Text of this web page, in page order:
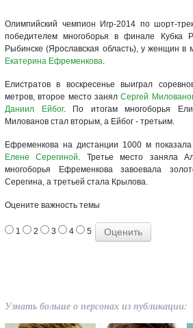
Олимпийский чемпион Игр-2014 по шорт-
победителем многоборья в финале Кубка
Рыбинске (Ярославская область), у женщин в
Екатерина Ефременкова.
Елистратов в воскресенье выиграл
метров, второе место занялСергей
Даниил Ейбог. По итогам многоборья
Милованов стал вторым, а Ейбог - третьим.
Ефременкова на дистанции 1000 м показала
Елене Серегиной. Третье место заняла
многоборья Ефременкова завоевала
Серегина, а третьей стала Крылова.
Оцените важность темы
1 2 3 4 5
Узнать больше о персонах из публикации: